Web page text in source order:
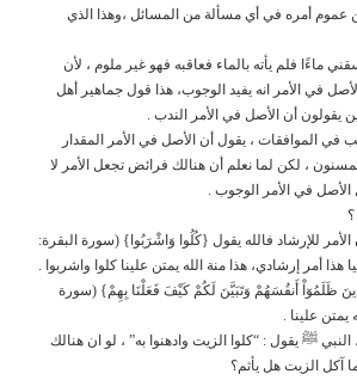
عموم أمره في أي مسألة من المسائل ،وهذا الذي
ماءًا فلم يأته بالماء فعاقبه فهو غير ملوم ، لأن
في الأمر انه يفيد الوجوب، هذا قول جماهير أهل
يقولون أن الأصل في الأمر الندب .
في الموافقات ، يقول أن الأصل في الأمر المقدار
، لكن لما نعلم أن هنالك فرائض تجعل الأمر لا
في الأمر الوجوب .
الأمر للإرشاد فالله يقول {كُلُوا وَاشْرَبُوا} (سورة البقرة:
ظَلَمُوٓاْ أَنفُسَهُمْ وَتَبَيَّنَ لَكُمْ كَيْفَ فَعَلْنَا بِهِمْ} (سورة
ﷺ يقول : “كلوا الزيت وادهنوا به” ، لو ان هنالك
آكل الزيت هل يأثم؟